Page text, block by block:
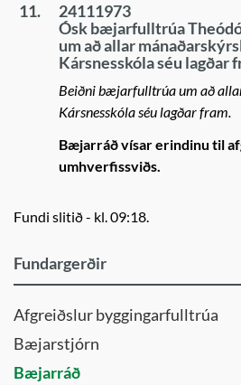
11.
24111973
Ósk bæjarfulltrúa
um að allar
Kársnesskóla séu lagðar
Beiðni bæjarfulltrúa um að
Kársnesskóla séu lagðar fram.
Bæjarráð vísar erindinu til
umhverfissviðs.
Fundi slitið - kl. 09:18.
Fundargerðir
Afgreiðslur byggingarfulltrúa
Bæjarstjórn
Bæjarráð